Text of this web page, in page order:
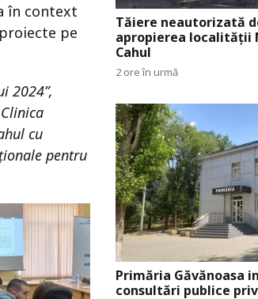
în context
pe
2024”,
cu
pentru
Tăiere neautorizată
apropierea localității
Cahul
2 ore în urmă
Primăria Găvănoasa
consultări publice